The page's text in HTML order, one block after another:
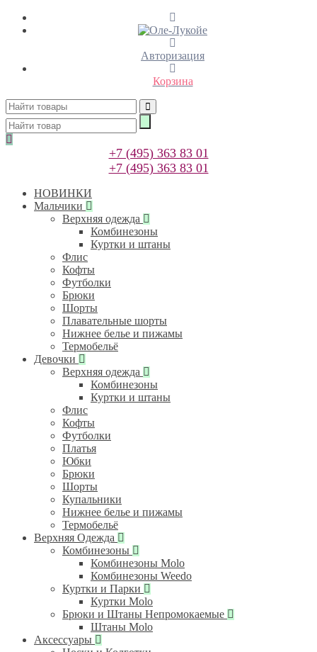
Авторизация
Корзина
+7 (495) 363 83 01
+7 (495) 363 83 01
НОВИНКИ
Мальчики
Верхняя одежда
Комбинезоны
Куртки и штаны
Флис
Кофты
Футболки
Брюки
Шорты
Плавательные шорты
Нижнее белье и пижамы
Термобельё
Девочки
Верхняя одежда
Комбинезоны
Куртки и штаны
Флис
Кофты
Футболки
Платья
Юбки
Брюки
Шорты
Купальники
Нижнее белье и пижамы
Термобельё
Верхняя Одежда
Комбинезоны
Комбинезоны Molo
Комбинезоны Weedo
Куртки и Парки
Куртки Molo
Брюки и Штаны Непромокаемые
Штаны Molo
Аксессуары